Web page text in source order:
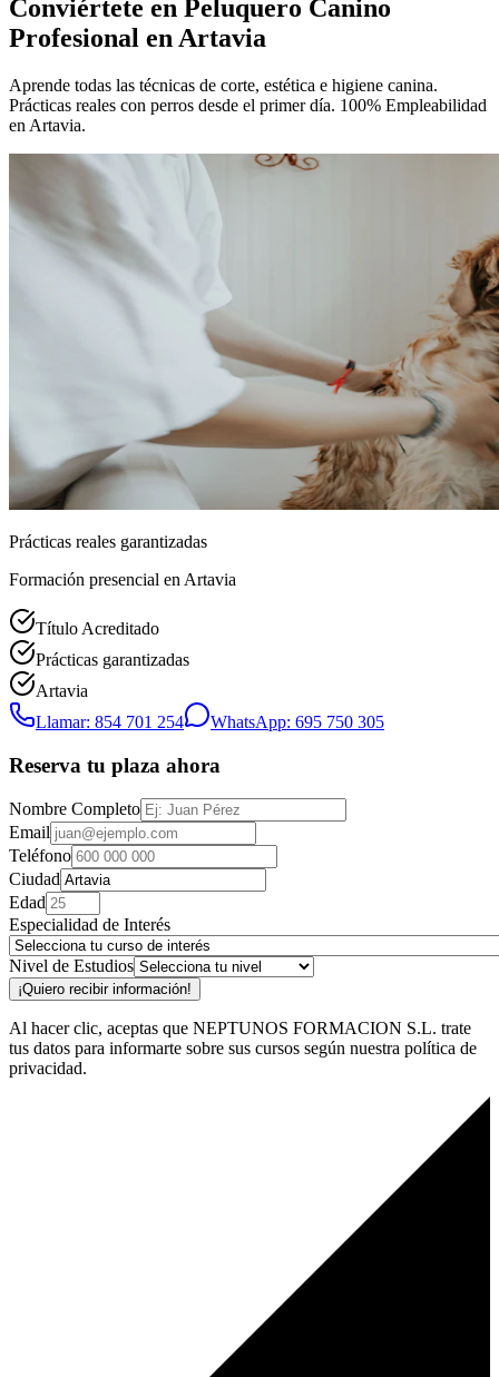
Conviértete en Peluquero Canino
Profesional en Artavia
Aprende todas las técnicas de corte, estética e higiene canina.
Prácticas reales con perros desde el primer día. 100% Empleabilidad
en Artavia.
Prácticas reales garantizadas
Formación presencial en Artavia
Título Acreditado
Prácticas garantizadas
Artavia
Llamar: 854 701 254
WhatsApp: 695 750 305
Reserva tu plaza ahora
Nombre Completo
Email
Teléfono
Ciudad
Edad
Especialidad de Interés
Nivel de Estudios
¡Quiero recibir información!
Al hacer clic, aceptas que NEPTUNOS FORMACION S.L. trate
tus datos para informarte sobre sus cursos según nuestra política de
privacidad.